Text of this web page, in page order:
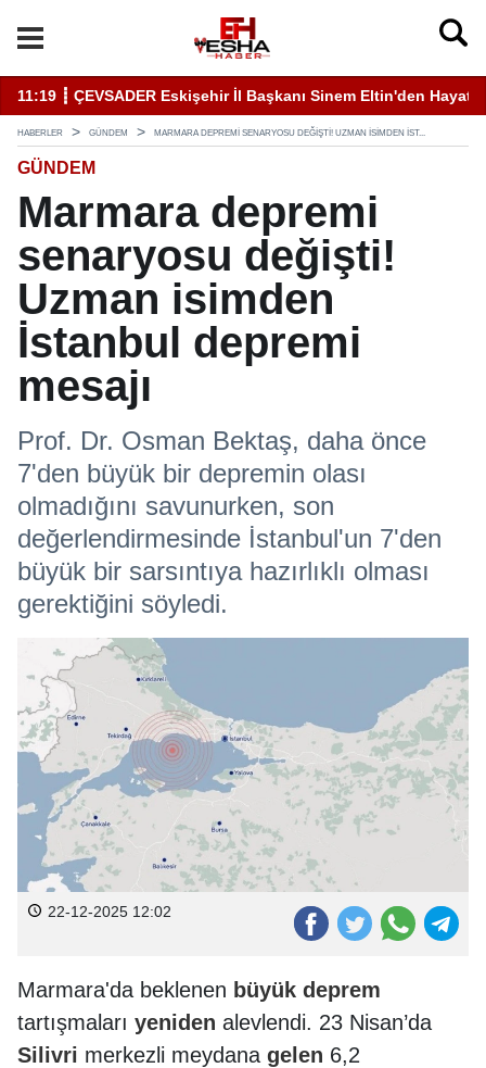
11:19 ┋ ÇEVSADER Eskişehir İl Başkanı Sinem Eltin'den
HABERLER GÜNDEM MARMARA DEPREMI SENARYOSU DEĞIŞTI! UZMAN ISIMDEN İST...
GÜNDEM
Marmara depremi
senaryosu değişti!
Uzman isimden
İstanbul depremi
mesajı
Prof. Dr. Osman Bektaş, daha önce
7'den büyük bir depremin olası
olmadığını savunurken, son
değerlendirmesinde İstanbul'un 7'den
büyük bir sarsıntıya hazırlıklı olması
gerektiğini söyledi.
22-12-2025 12:02
Marmara'da beklenen büyük deprem
tartışmaları yeniden alevlendi. 23 Nisan’da
Silivri merkezli meydana gelen 6,2